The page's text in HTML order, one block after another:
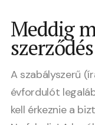
Meddig
A szabályszerű
évfordulót
kell érkeznie a